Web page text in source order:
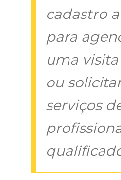
cadastro
para
uma
ou
serviços